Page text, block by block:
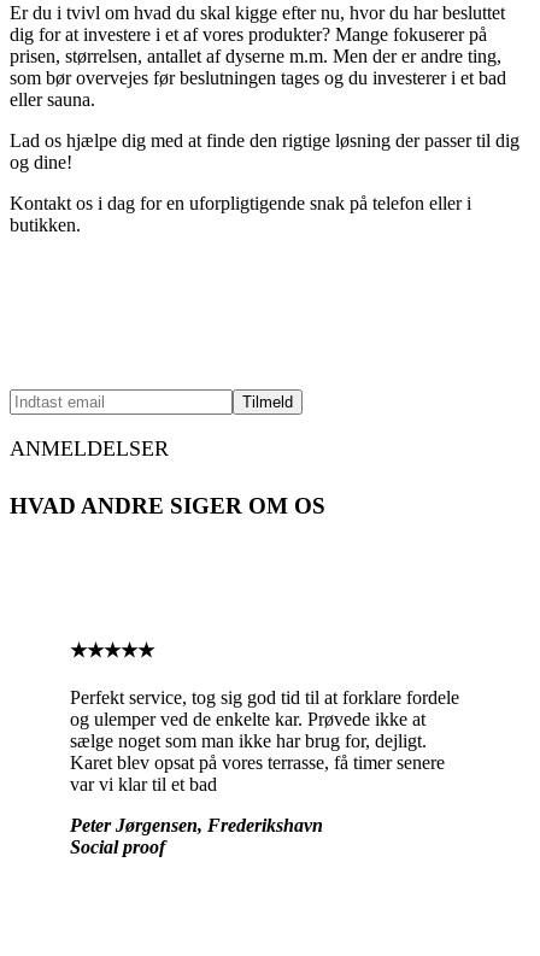
Er du i tvivl om hvad du skal kigge efter nu, hvor du har besluttet
dig for at investere i et af vores produkter? Mange fokuserer på
prisen, størrelsen, antallet af dyserne m.m. Men der er andre ting,
som bør overvejes før beslutningen tages og du investerer i et bad
eller sauna.
Lad os hjælpe dig med at finde den rigtige løsning der passer til dig
og dine!
Kontakt os i dag for en uforpligtigende snak på telefon eller i
butikken.
ANMELDELSER
HVAD ANDRE SIGER OM OS
★★★★★
Perfekt service, tog sig god tid til at forklare fordele
og ulemper ved de enkelte kar. Prøvede ikke at
sælge noget som man ikke har brug for, dejligt.
Karet blev opsat på vores terrasse, få timer senere
var vi klar til et bad
Peter Jørgensen, Frederikshavn
Social proof